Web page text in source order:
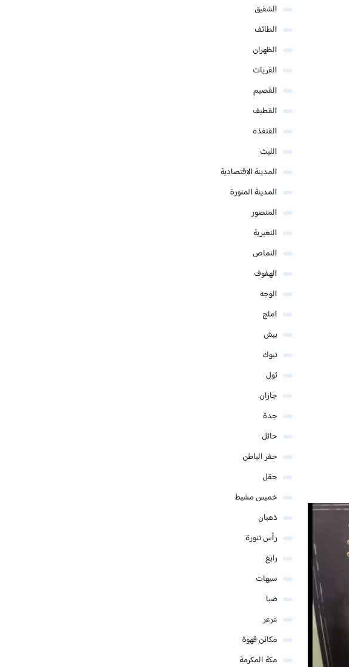
الشقيق
الطائف
الظهران
القريات
القصيم
القطيف
القنفذه
الليث
المدينة الاقتصادية
المدينة المنورة
المنصور
النعيرية
النماص
الهفوف
الوجه
املج
بيش
تبوك
ثول
جازان
جدة
حائل
حفر الباطن
حقل
خميس مشيط
ذهبان
رأس تنورة
رابغ
سيهات
ضبا
عرعر
مكائن قهوة
مكة المكرمة